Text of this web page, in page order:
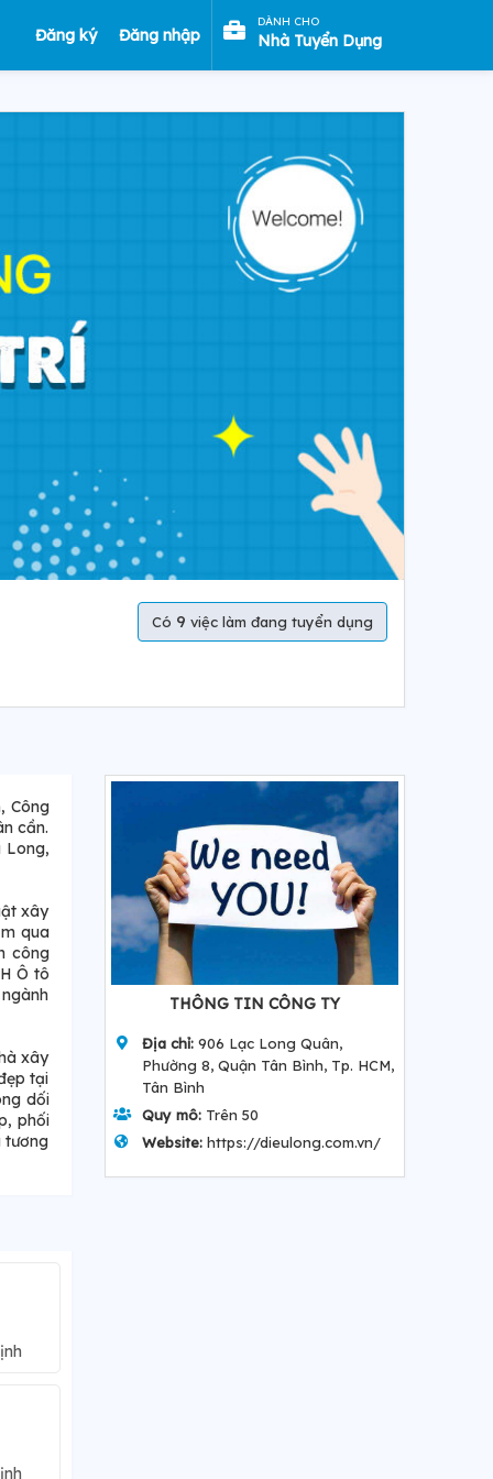
Đăng ký Đăng nhập
DÀNH CHO
Nhà Tuyển Dụng
Có 9 việc làm đang tuyển dụng
Công
cần.
Long,
xây
qua
công
Ô tô
xây
tại
dối
phối
tương
THÔNG TIN CÔNG TY
Địa chỉ:906 Lạc Long Quân,
Phường 8, Quận Tân Bình, Tp. HCM,
Tân Bình
Quy mô:Trên 50
Website:https://dieulong.com.vn/